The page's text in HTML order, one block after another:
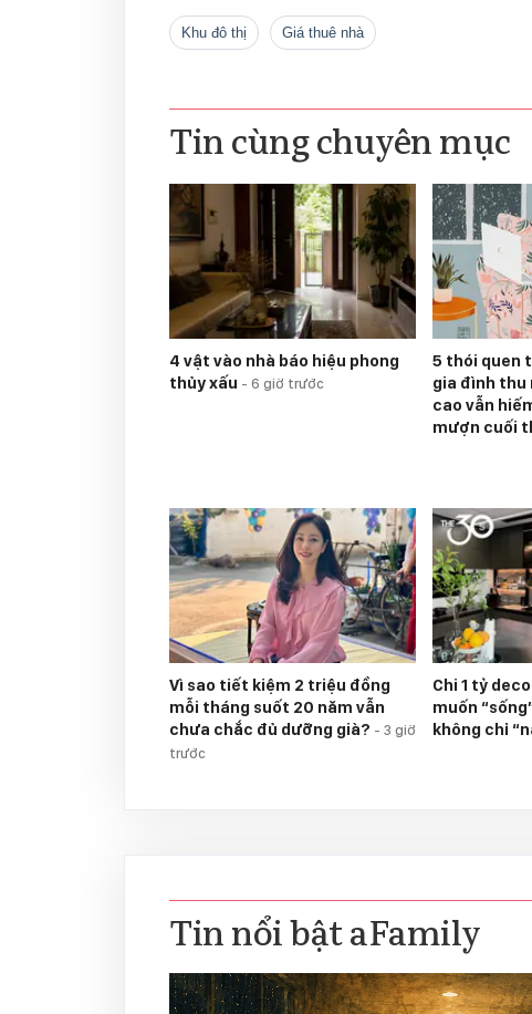
khu đô thị Giá thuê nhà
Tin cùng chuyên mục
4 vật vào nhà báo hiệu phong
thủy xấu - 6 giờ trước
5 thói quen
gia đình thu
cao vẫn
mượn cuối
Vì sao tiết kiệm 2 triệu đồng
mỗi tháng suốt 20 năm vẫn
chưa chắc đủ dưỡng già? - 3 giờ
trước
Chi 1 tỷ
muốn
không chỉ
Tin nổi bật aFamily